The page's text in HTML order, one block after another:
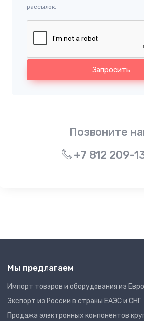
рассылок.
Запросить
Позвоните
+7 812 209-
Мы предлагаем
Импорт товаров и оборудования из
Экспорт из России в страны ЕАЭС и СНГ
Продажа электронных компонентов